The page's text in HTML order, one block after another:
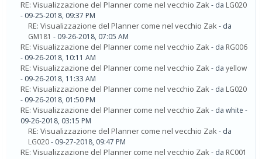
RE: Visualizzazione del Planner come nel vecchio Zak- da LG020
- 09-25-2018, 09:37 PM
RE: Visualizzazione del Planner come nel vecchio Zak- da
GM181 - 09-26-2018, 07:05 AM
RE: Visualizzazione del Planner come nel vecchio Zak- da RG006
- 09-26-2018, 10:11 AM
RE: Visualizzazione del Planner come nel vecchio Zak- da yellow
- 09-26-2018, 11:33 AM
RE: Visualizzazione del Planner come nel vecchio Zak- da LG020
- 09-26-2018, 01:50 PM
RE: Visualizzazione del Planner come nel vecchio Zak- da white -
09-26-2018, 03:15 PM
RE: Visualizzazione del Planner come nel vecchio Zak- da
LG020- 09-27-2018, 09:47 PM
RE: Visualizzazione del Planner come nel vecchio Zak- da RC001